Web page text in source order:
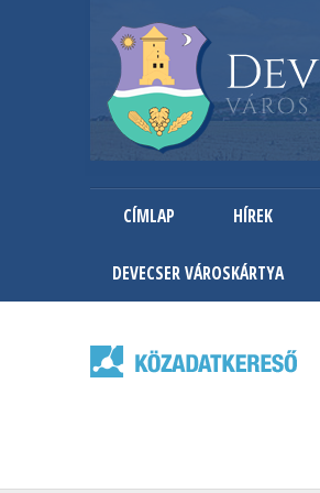
CÍMLAP HÍREK
DEVECSER VÁROSKÁRTYA